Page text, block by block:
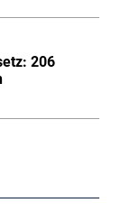
206